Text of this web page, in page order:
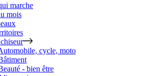
marche
mois
cycle, moto
- bien être